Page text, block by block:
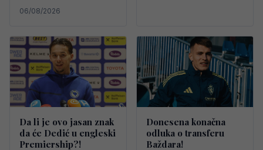
06/08/2026
Da li je ovo jasan znak
da će Dedić u engleski
Premiership?!
Donesena konačna
odluka o transferu
Baždara!